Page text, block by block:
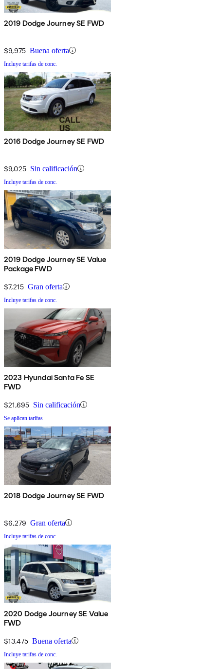
2019 Dodge Journey SE FWD
$9,975 Buena oferta
Incluye tarifas de conc.
2016 Dodge Journey SE FWD
$9,025 Sin calificación
Incluye tarifas de conc.
2019 Dodge Journey SE Value
Package FWD
$7,215 Gran oferta
Incluye tarifas de conc.
2023 Hyundai Santa Fe SE
FWD
$21,695 Sin calificación
Se aplican tarifas
2018 Dodge Journey SE FWD
$6,279 Gran oferta
Incluye tarifas de conc.
2020 Dodge Journey SE Value
FWD
$13,475 Buena oferta
Incluye tarifas de conc.